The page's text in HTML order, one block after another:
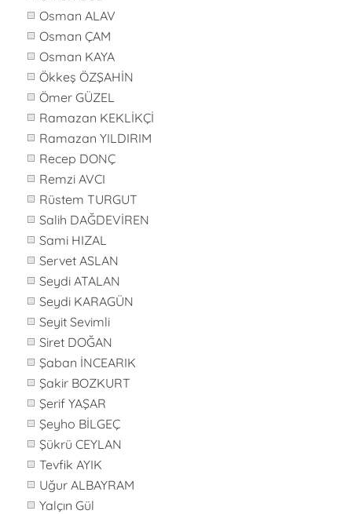
Osman ALAV
Osman ÇAM
Osman KAYA
Ökkeş ÖZŞAHİN
Ömer GÜZEL
Ramazan KEKLİKÇİ
Ramazan YILDIRIM
Recep DONÇ
Remzi AVCI
Rüstem TURGUT
Salih DAĞDEVİREN
Sami HIZAL
Servet ASLAN
Seydi ATALAN
Seydi KARAGÜN
Seyit Sevimli
Siret DOĞAN
Şaban İNCEARIK
Şakir BOZKURT
Şerif YAŞAR
Şeyho BİLGEÇ
Şükrü CEYLAN
Tevfik AYIK
Uğur ALBAYRAM
Yalçın Gül